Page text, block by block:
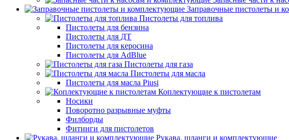
Заправочные пистолеты и
Пистолеты для топлива
Пистолеты для бензина
Пистолеты для ДТ
Пистолеты для керосина
Пистолеты для AdBlue
Пистолеты для газа
Пистолеты для масла
Пистолеты для масла Piusi
Коплектующие к пистолетам
Носики
Поворотно разрывные муфты
Филборды
Фитинги для пистолетов
Рукава, шланги и комплектующие